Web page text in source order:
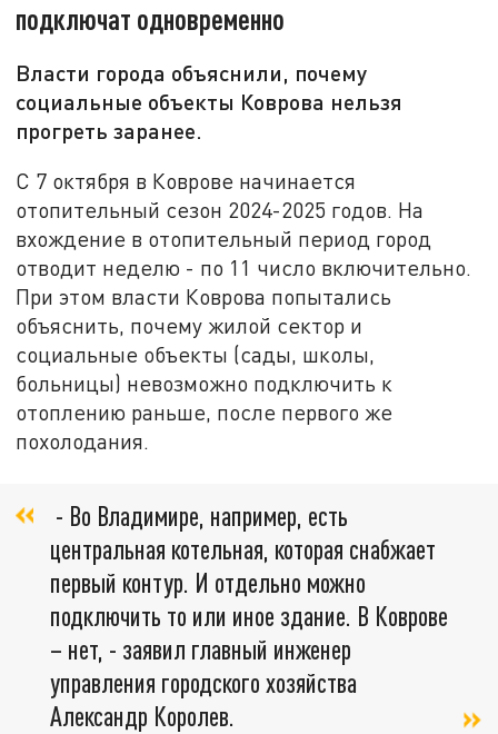
подключат одновременно
Власти города объяснили, почему
социальные объекты Коврова нельзя
прогреть заранее.
С 7 октября в Коврове начинается
отопительный сезон 2024-2025 годов. На
вхождение в отопительный период город
отводит неделю - по 11 число включительно.
При этом власти Коврова попытались
объяснить, почему жилой сектор и
социальные объекты (сады, школы,
больницы) невозможно подключить к
отоплению раньше, после первого же
похолодания.
- Во Владимире, например, есть
центральная котельная, которая снабжает
первый контур. И отдельно можно
подключить то или иное здание. В Коврове
– нет, - заявил главный инженер
управления городского хозяйства
Александр Королев.